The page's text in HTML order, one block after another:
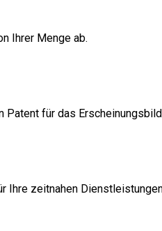
Ihrer Menge ab.
Patent für das
zeitnahen